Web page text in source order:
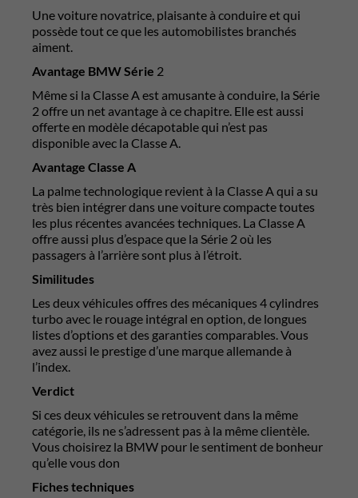
Une voiture novatrice, plaisante à conduire et qui
possède tout ce que les automobilistes branchés
aiment.
Avantage BMW Série 2
Même si la Classe A est amusante à conduire, la Série
2 offre un net avantage à ce chapitre. Elle est aussi
offerte en modèle décapotable qui n’est pas
disponible avec la Classe A.
Avantage Classe A
La palme technologique revient à la Classe A qui a su
très bien intégrer dans une voiture compacte toutes
les plus récentes avancées techniques. La Classe A
offre aussi plus d’espace que la Série 2 où les
passagers à l’arrière sont plus à l’étroit.
Similitudes
Les deux véhicules offres des mécaniques 4 cylindres
turbo avec le rouage intégral en option, de longues
listes d’options et des garanties comparables. Vous
avez aussi le prestige d’une marque allemande à
l’index.
Verdict
Si ces deux véhicules se retrouvent dans la même
catégorie, ils ne s’adressent pas à la même clientèle.
Vous choisirez la BMW pour le sentiment de bonheur
qu’elle vous don
Fiches techniques